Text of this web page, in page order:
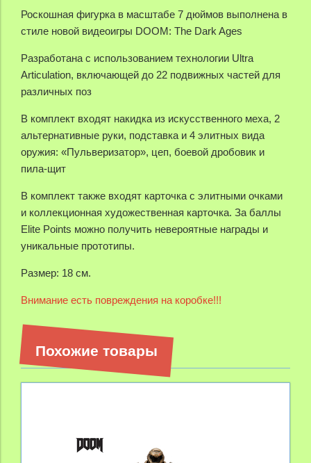
Роскошная фигурка в масштабе 7 дюймов выполнена в
стиле новой видеоигры DOOM: The Dark Ages
Разработана с использованием технологии Ultra
Articulation, включающей до 22 подвижных частей для
различных поз
В комплект входят накидка из искусственного меха, 2
альтернативные руки, подставка и 4 элитных вида
оружия: «Пульверизатор», цеп, боевой дробовик и
пила-щит
В комплект также входят карточка с элитными очками
и коллекционная художественная карточка. За баллы
Elite Points можно получить невероятные награды и
уникальные прототипы.
Размер: 18 см.
Внимание есть повреждения на коробке!!!
Похожие товары